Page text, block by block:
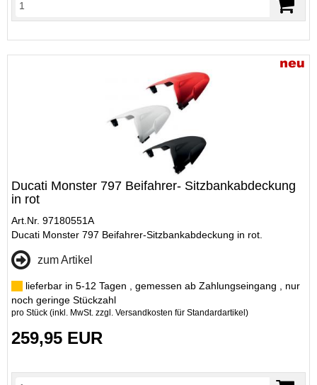
Ducati Monster 797 Beifahrer- Sitzbankabdeckung
in rot
Art.Nr. 97180551A
Ducati Monster 797 Beifahrer-Sitzbankabdeckung in rot.
zum Artikel
lieferbar in 5-12 Tagen , gemessen ab Zahlungseingang , nur
noch geringe Stückzahl
pro Stück (inkl. MwSt. zzgl. Versandkosten für Standardartikel)
259,95 EUR